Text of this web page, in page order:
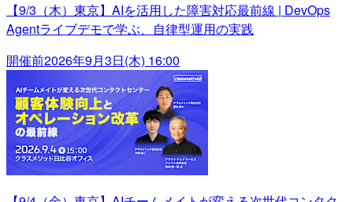
【9/3（木）東京】AIを活用した障害対応最前線 | DevOps
Agentライブデモで学ぶ、自律型運用の実践
開催前2026年9月3日(木) 16:00